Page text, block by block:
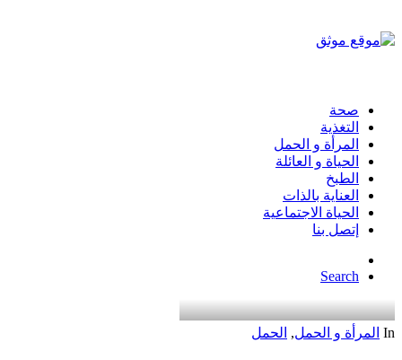
صحة
التغذية
المرأة و الحمل
الحياة و العائلة
الطبخ
العناية بالذات
الحياة الاجتماعية
إتصل بنا
Search
In المرأة و الحمل, الحمل